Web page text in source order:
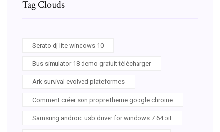
Tag Clouds
Serato dj lite windows 10
Bus simulator 18 demo gratuit télécharger
Ark survival evolved plateformes
Comment créer son propre theme google chrome
Samsung android usb driver for windows 7 64 bit